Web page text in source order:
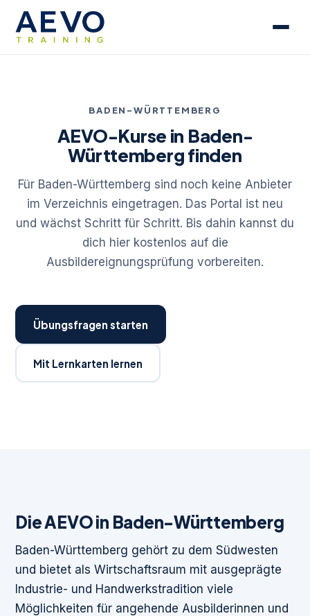
BADEN-WÜRTTEMBERG
AEVO-Kurse in Baden-
Württemberg finden
Für Baden-Württemberg sind noch keine Anbieter
im Verzeichnis eingetragen. Das Portal ist neu
und wächst Schritt für Schritt. Bis dahin kannst du
dich hier kostenlos auf die
Ausbildereignungsprüfung vorbereiten.
Übungsfragen starten
Mit Lernkarten lernen
Die AEVO in Baden-Württemberg
Baden-Württemberg gehört zu dem Südwesten
und bietet als Wirtschaftsraum mit ausgeprägte
Industrie- und Handwerkstradition viele
Möglichkeiten für angehende Ausbilderinnen und